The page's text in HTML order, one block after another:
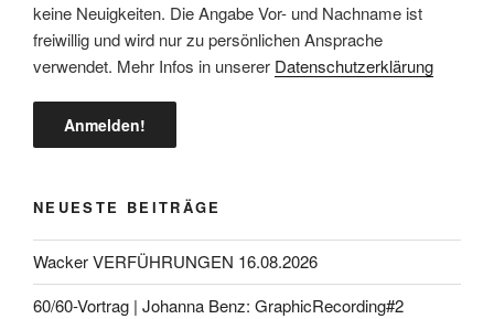
keine Neuigkeiten. Die Angabe Vor- und Nachname ist
freiwillig und wird nur zu persönlichen Ansprache
verwendet. Mehr Infos in unserer Datenschutzerklärung
NEUESTE BEITRÄGE
Wacker VERFÜHRUNGEN 16.08.2026
60/60-Vortrag | Johanna Benz: GraphicRecording#2